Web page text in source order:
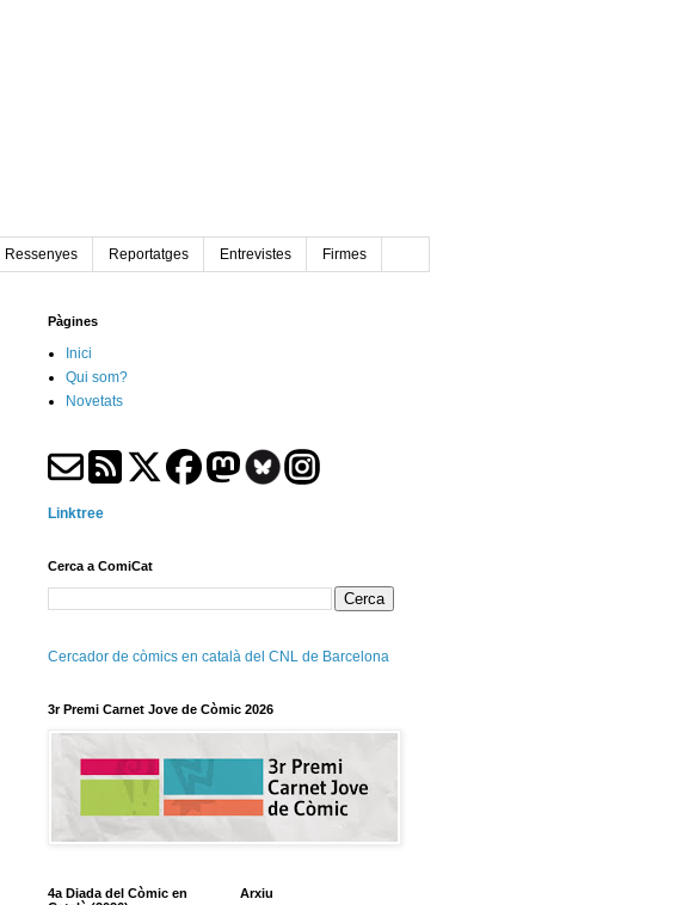
Ressenyes Reportatges Entrevistes Firmes
Pàgines
Inici
Qui som?
Novetats
Linktree
Cerca a ComiCat
Cercador de còmics en català del CNL de Barcelona
3r Premi Carnet Jove de Còmic 2026
4a Diada del Còmic en
Arxiu